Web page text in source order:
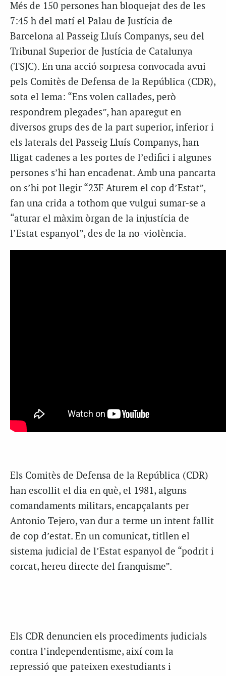
Més de 150 persones han bloquejat des de les
7:45 h del matí el Palau de Justícia de
Barcelona al Passeig Lluís Companys, seu del
Tribunal Superior de Justícia de Catalunya
(TSJC). En una acció sorpresa convocada avui
pels Comitès de Defensa de la República (CDR),
sota el lema: “Ens volen callades, però
respondrem plegades”, han aparegut en
diversos grups des de la part superior, inferior i
els laterals del Passeig Lluís Companys, han
lligat cadenes a les portes de l’edifici i algunes
persones s’hi han encadenat. Amb una pancarta
on s’hi pot llegir “23F Aturem el cop d’Estat”,
fan una crida a tothom que vulgui sumar-se a
“aturar el màxim òrgan de la injustícia de
l’Estat espanyol”, des de la no-violència.
Els Comitès de Defensa de la República (CDR)
han escollit el dia en què, el 1981, alguns
comandaments militars, encapçalants per
Antonio Tejero, van dur a terme un intent fallit
de cop d’estat. En un comunicat, titllen el
sistema judicial de l’Estat espanyol de “podrit i
corcat, hereu directe del franquisme”.
Els CDR denuncien els procediments judicials
contra l’independentisme, així com la
repressió que pateixen exestudiants i